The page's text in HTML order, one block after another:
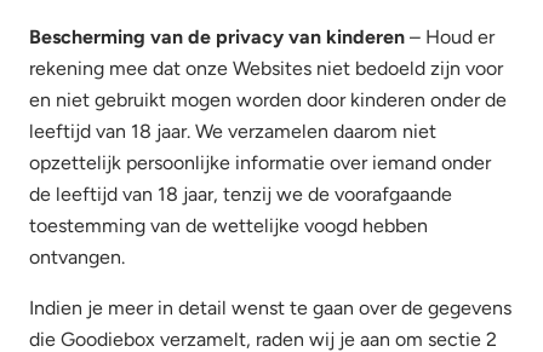
Bescherming van de privacy van kinderen – Houd er
rekening mee dat onze Websites niet bedoeld zijn voor
en niet gebruikt mogen worden door kinderen onder de
leeftijd van 18 jaar. We verzamelen daarom niet
opzettelijk persoonlijke informatie over iemand onder
de leeftijd van 18 jaar, tenzij we de voorafgaande
toestemming van de wettelijke voogd hebben
ontvangen.
Indien je meer in detail wenst te gaan over de gegevens
die Goodiebox verzamelt, raden wij je aan om sectie 2